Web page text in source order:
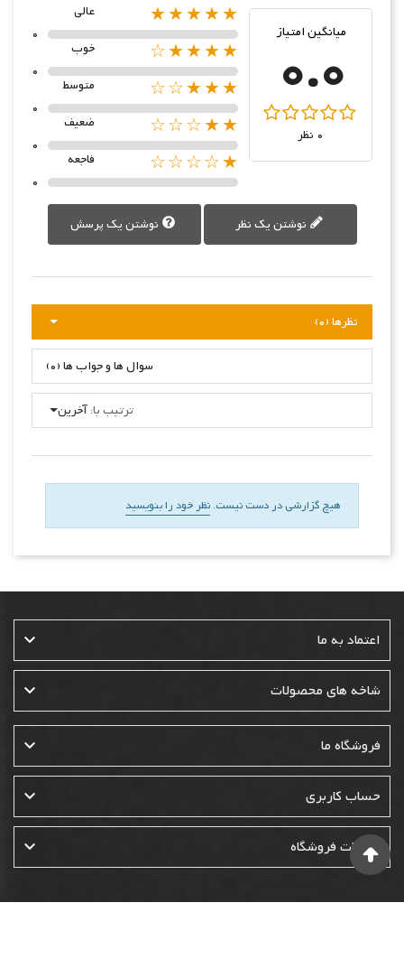
میانگین امتیاز
0.0
0 نظر
★★★★★
عالی
0
★★★★☆
خوب
0
★★★☆☆
متوسط
0
★★☆☆☆
ضعیف
0
★☆☆☆☆
فاجعه
0
نوشتن یک نظر نوشتن یک پرسش
نظرها (0)
سوال ها و جواب ها (0)
ترتیب با: آخرین
هیچ گزارشی در دست نیست. نظر خود را بنویسید
اعتماد به ما 
شاخه های محصولات 
فروشگاه ما 
حساب کاربری 
اطلاعات فروشگاه 